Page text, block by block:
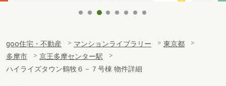
goo住宅・不動産 マンションライブラリー
東京都
多摩市
京王多摩センター駅
ハイライズタウン鶴牧６－７号棟 物件詳細